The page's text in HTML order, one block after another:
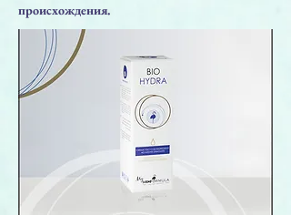
происхождения.